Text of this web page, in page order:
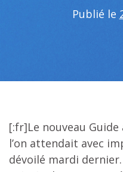
Publié le
[:fr]Le nouveau
l’on attendait avec
dévoilé mardi